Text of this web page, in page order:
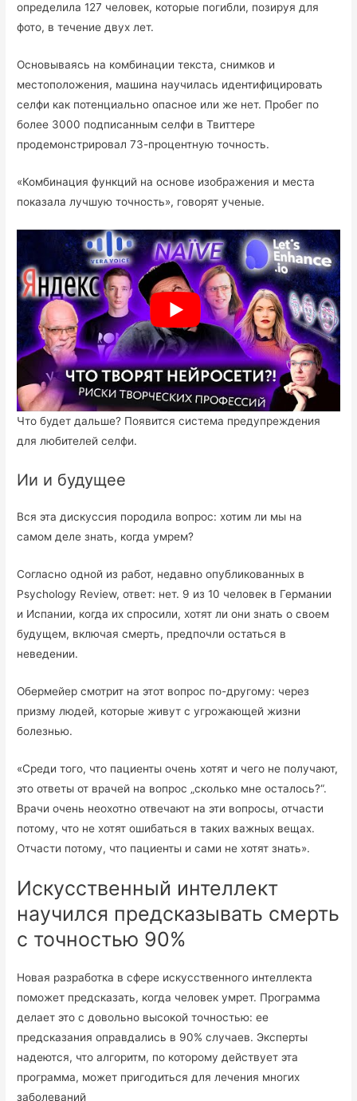
определила 127 человек, которые погибли, позируя для
фото, в течение двух лет.
Основываясь на комбинации текста, снимков и
местоположения, машина научилась идентифицировать
селфи как потенциально опасное или же нет. Пробег по
более 3000 подписанным селфи в Твиттере
продемонстрировал 73-процентную точность.
«Комбинация функций на основе изображения и места
показала лучшую точность», говорят ученые.
Что будет дальше? Появится система предупреждения
для любителей селфи.
Ии и будущее
Вся эта дискуссия породила вопрос: хотим ли мы на
самом деле знать, когда умрем?
Согласно одной из работ, недавно опубликованных в
Psychology Review, ответ: нет. 9 из 10 человек в Германии
и Испании, когда их спросили, хотят ли они знать о своем
будущем, включая смерть, предпочли остаться в
неведении.
Обермейер смотрит на этот вопрос по-другому: через
призму людей, которые живут с угрожающей жизни
болезнью.
«Среди того, что пациенты очень хотят и чего не получают,
это ответы от врачей на вопрос „сколько мне осталось?“.
Врачи очень неохотно отвечают на эти вопросы, отчасти
потому, что не хотят ошибаться в таких важных вещах.
Отчасти потому, что пациенты и сами не хотят знать».
Искусственный интеллект
научился предсказывать смерть
с точностью 90%
Новая разработка в сфере искусственного интеллекта
поможет предсказать, когда человек умрет. Программа
делает это с довольно высокой точностью: ее
предсказания оправдались в 90% случаев. Эксперты
надеются, что алгоритм, по которому действует эта
программа, может пригодиться для лечения многих
заболеваний